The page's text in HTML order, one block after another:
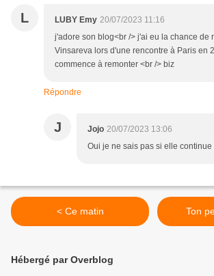
L LUBY Emy 20/07/2023 11:16
j'adore son blog<br /> j'ai eu la chance de
Vinsareva lors d'une rencontre à Paris en
commence à remonter <br /> biz
Répondre
J Jojo 20/07/2023 13:06
Oui je ne sais pas si elle continue
< Ce matin
Hébergé par Overblog